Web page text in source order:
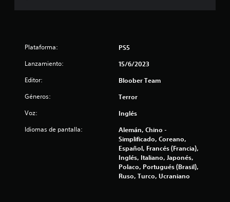
u
d
e
Plataforma: PS5
Lanzamiento: 15/6/2023
Editor: Bloober Team
Géneros: Terror
Voz: Inglés
Idiomas de pantalla:
Alemán, Chino -
Simplificado, Coreano,
Español, Francés (Francia),
Inglés, Italiano, Japonés,
Polaco, Portugués (Brasil),
Ruso, Turco, Ucraniano